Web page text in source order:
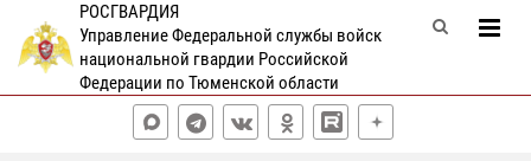
РОСГВАРДИЯ
Управление Федеральной службы войск
национальной гвардии Российской
Федерации по Тюменской области